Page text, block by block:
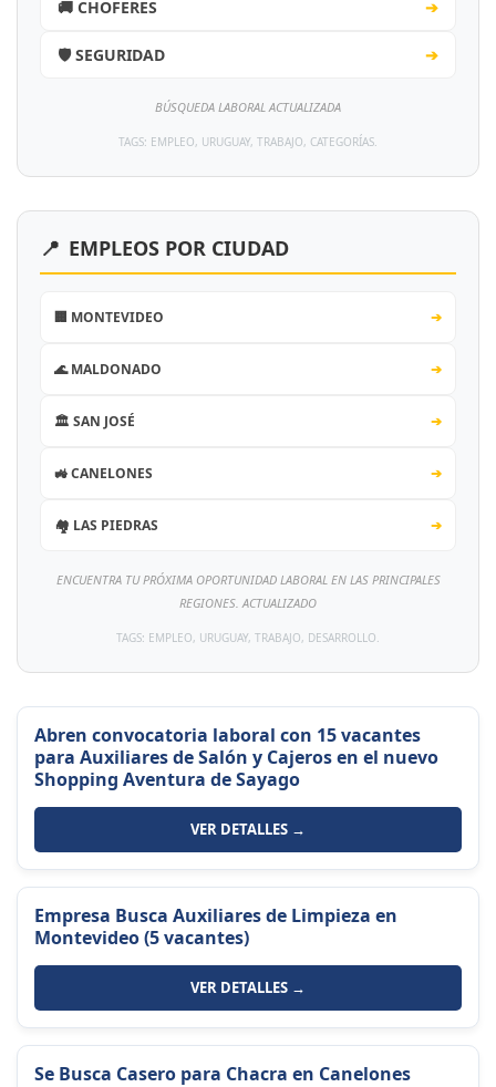
🚚 CHOFERES ➔
🛡️ SEGURIDAD ➔
BÚSQUEDA LABORAL ACTUALIZADA
TAGS: EMPLEO, URUGUAY, TRABAJO, CATEGORÍAS.
📍 EMPLEOS POR CIUDAD
🏢 MONTEVIDEO ➔
🌊 MALDONADO ➔
🏛️ SAN JOSÉ ➔
🚜 CANELONES ➔
🏘️ LAS PIEDRAS ➔
ENCUENTRA TU PRÓXIMA OPORTUNIDAD LABORAL EN LAS PRINCIPALES
REGIONES. ACTUALIZADO
TAGS: EMPLEO, URUGUAY, TRABAJO, DESARROLLO.
Abren convocatoria laboral con 15 vacantes
para Auxiliares de Salón y Cajeros en el nuevo
Shopping Aventura de Sayago
VER DETALLES →
Empresa Busca Auxiliares de Limpieza en
Montevideo (5 vacantes)
VER DETALLES →
Se Busca Casero para Chacra en Canelones